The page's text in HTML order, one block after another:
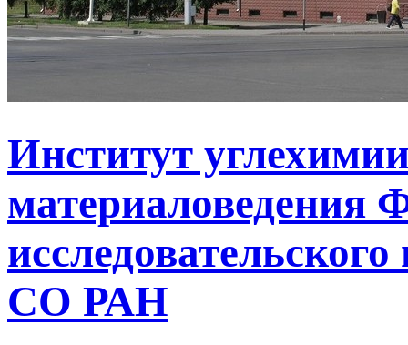
Институт
материаловедения
СО РАН